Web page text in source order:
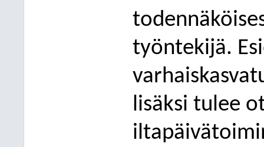
työntekijä.
lisäksi tulee